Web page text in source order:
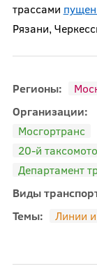
трассами
Рязани,
Регионы:
Организации:
Мосгортранс
20-й
Департамент
Виды
Темы:
Линии